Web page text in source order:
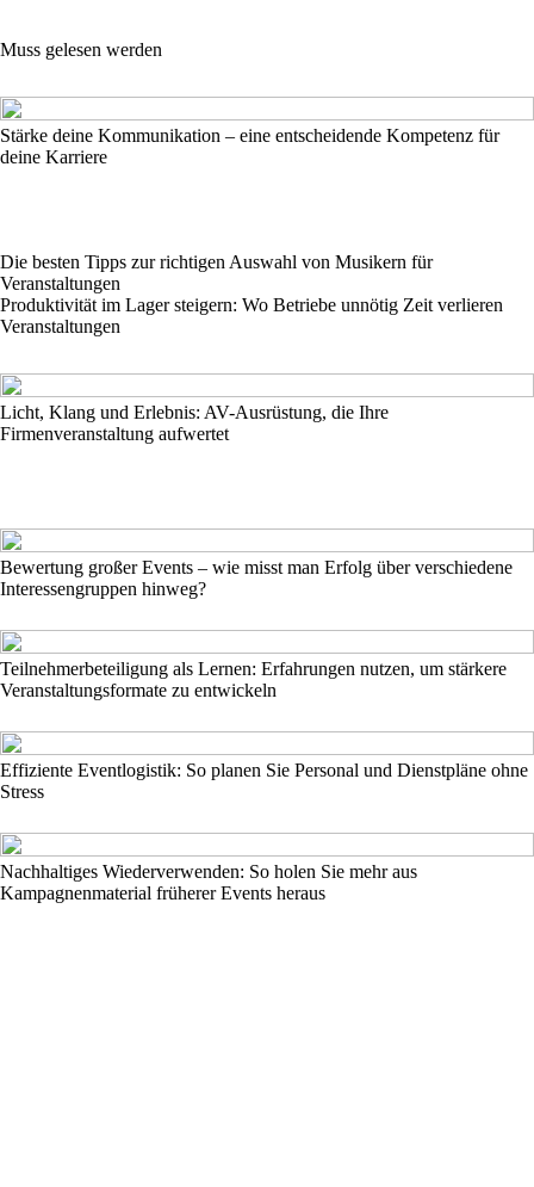
Muss gelesen werden
Stärke deine Kommunikation – eine entscheidende Kompetenz für
deine Karriere
Die besten Tipps zur richtigen Auswahl von Musikern für
Veranstaltungen
Produktivität im Lager steigern: Wo Betriebe unnötig Zeit verlieren
Veranstaltungen
Licht, Klang und Erlebnis: AV-Ausrüstung, die Ihre
Firmenveranstaltung aufwertet
Bewertung großer Events – wie misst man Erfolg über verschiedene
Interessengruppen hinweg?
Teilnehmerbeteiligung als Lernen: Erfahrungen nutzen, um stärkere
Veranstaltungsformate zu entwickeln
Effiziente Eventlogistik: So planen Sie Personal und Dienstpläne ohne
Stress
Nachhaltiges Wiederverwenden: So holen Sie mehr aus
Kampagnenmaterial früherer Events heraus